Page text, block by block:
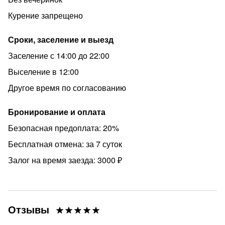
Звоните и приезжайте за положительными эмоциями!
Вам непременно понравится наша уютная теплая
Курение запрещено
Сроки, заселение и выезд
Заселение с 14:00 до 22:00
Выселение в 12:00
Другое время по согласованию
Бронирование и оплата
Безопасная предоплата: 20%
Бесплатная отмена: за 7 суток
Залог на время заезда: 3000 ₽
Отзывы